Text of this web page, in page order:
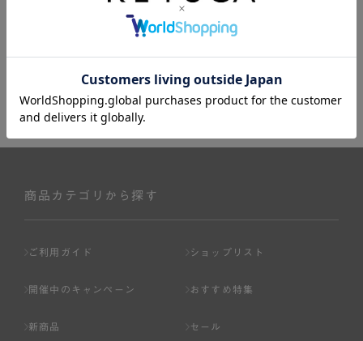
商品カテゴリから探す
ご利用ガイド ショップリスト
開催中のキャンペーン おすすめ特集
新商品 セール